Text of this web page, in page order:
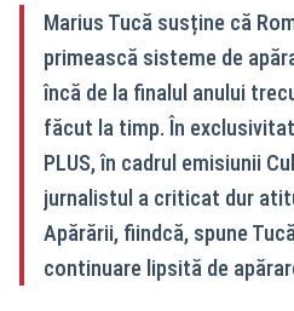
Marius Tucă susține că
primească sisteme de
încă de la finalul anului
făcut la timp. În
PLUS, în cadrul emisiunii
jurnalistul a criticat dur
Apărării, fiindcă, spune
continuare lipsită de